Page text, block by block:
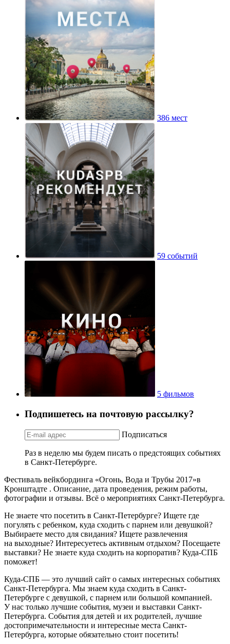
386 мест
59 событий
5 фильмов
Подпишетесь на почтовую рассылку?
Подписаться
Раз в неделю мы будем писать о предстоящих событиях
в Санкт-Петербурге.
Фестиваль вейкбординга «Огонь, Вода и Трубы 2017»в
Кронштадте . Описание, дата проведения, режим работы,
фотографии и отзывы. Всё о мероприятиях Санкт-Петербурга.
Не знаете что посетить в Санкт-Петербурге? Ищете где
погулять с ребенком, куда сходить с парнем или девушкой?
Выбираете место для свидания? Ищете развлечения
на выходные? Интересуетесь активным отдыхом? Посещаете
выставки? Не знаете куда сходить на корпоратив? Куда-СПБ
поможет!
Куда-СПБ — это лучший сайт о самых интересных событиях
Санкт-Петербурга. Мы знаем куда сходить в Санкт-
Петербурге с девушкой, с парнем или большой компанией.
У нас только лучшие события, музеи и выставки Санкт-
Петербурга. События для детей и их родителей, лучшие
достопримечательности и интересные места Санкт-
Петербурга, которые обязательно стоит посетить!